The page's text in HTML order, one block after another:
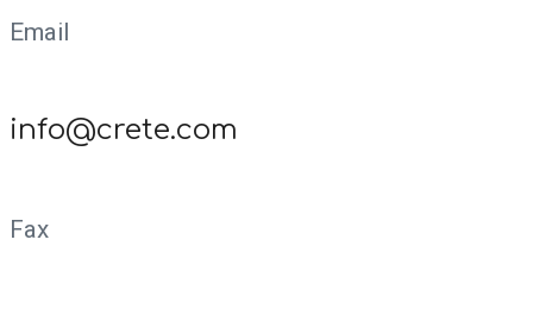
Email
info@crete.com
Fax